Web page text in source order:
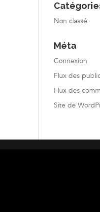
Non classé
Méta
Connexion
Flux des
Flux des
Site de